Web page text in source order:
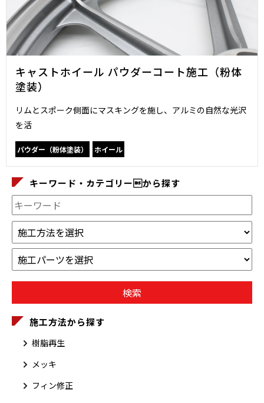
キャストホイール パウダーコート施工（粉体
塗装）
リムとスポーク側面にマスキングを施し、アルミの自然な光沢
を活
パウダー（粉体塗装） ホイール
キーワード・カテゴリーから探す
施工方法から探す
樹脂再生
メッキ
フィン修正